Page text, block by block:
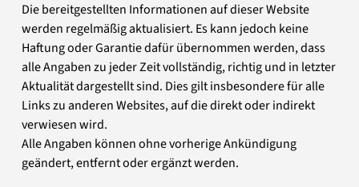
Die bereitgestellten Informationen auf dieser Website
werden regelmäßig aktualisiert. Es kann jedoch keine
Haftung oder Garantie dafür übernommen werden, dass
alle Angaben zu jeder Zeit vollständig, richtig und in letzter
Aktualität dargestellt sind. Dies gilt insbesondere für alle
Links zu anderen Websites, auf die direkt oder indirekt
verwiesen wird.
Alle Angaben können ohne vorherige Ankündigung
geändert, entfernt oder ergänzt werden.